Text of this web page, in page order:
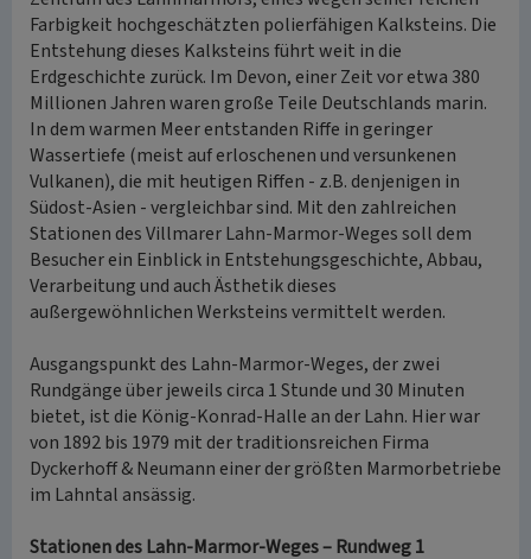
Farbigkeit hochgeschätzten polierfähigen Kalksteins. Die
Entstehung dieses Kalksteins führt weit in die
Erdgeschichte zurück. Im Devon, einer Zeit vor etwa 380
Millionen Jahren waren große Teile Deutschlands marin.
In dem warmen Meer entstanden Riffe in geringer
Wassertiefe (meist auf erloschenen und versunkenen
Vulkanen), die mit heutigen Riffen - z.B. denjenigen in
Südost-Asien - vergleichbar sind. Mit den zahlreichen
Stationen des Villmarer Lahn-Marmor-Weges soll dem
Besucher ein Einblick in Entstehungsgeschichte, Abbau,
Verarbeitung und auch Ästhetik dieses
außergewöhnlichen Werksteins vermittelt werden.
Ausgangspunkt des Lahn-Marmor-Weges, der zwei
Rundgänge über jeweils circa 1 Stunde und 30 Minuten
bietet, ist die König-Konrad-Halle an der Lahn. Hier war
von 1892 bis 1979 mit der traditionsreichen Firma
Dyckerhoff & Neumann einer der größten Marmorbetriebe
im Lahntal ansässig.
Stationen des Lahn-Marmor-Weges – Rundweg 1